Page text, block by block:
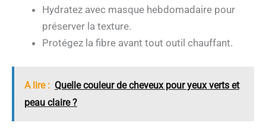
Hydratez avec masque hebdomadaire pour
préserver la texture.
Protégez la fibre avant tout outil chauffant.
A lire : Quelle couleur de cheveux pour yeux verts et
peau claire ?